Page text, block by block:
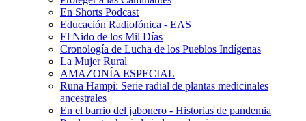
En Shorts Podcast
Educación Radiofónica - EAS
El Nido de los Mil Días
Cronología de Lucha de los Pueblos Indígenas
La Mujer Rural
AMAZONÍA ESPECIAL
Runa Hampi: Serie radial de plantas medicinales
ancestrales
En el barrio del jabonero - Historias de pandemia